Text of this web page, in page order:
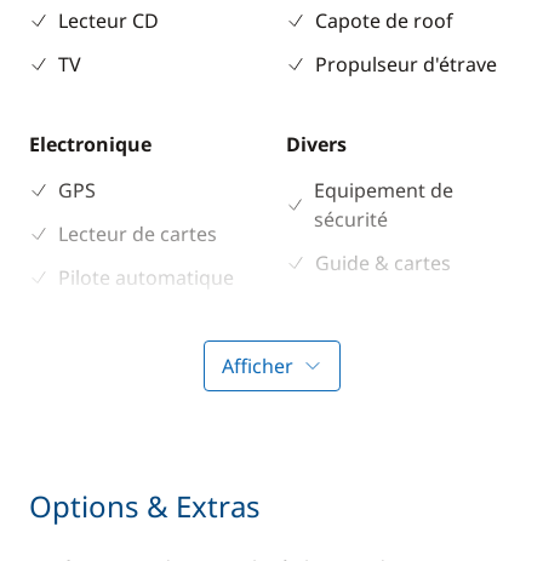
Lecteur CD
TV
Capote de roof
Propulseur d'étrave
Electronique
GPS
Lecteur de cartes
Pilote automatique
Divers
Equipement de
sécurité
Guide & cartes
Réfrigérateur
Afficher
Options & Extras